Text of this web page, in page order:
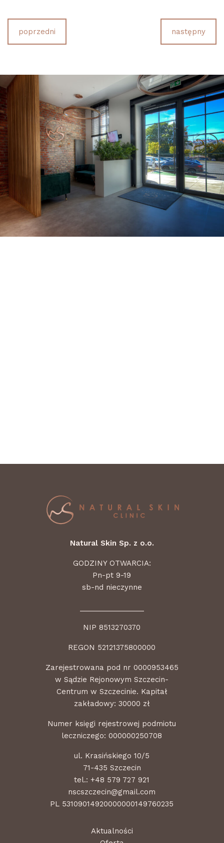
poprzedni następny
Natural Skin Sp. z o.o.
GODZINY OTWARCIA:
Pn-pt 9-19
sb-nd nieczynne
NIP 8513270370
REGON 52121375800000
Zarejestrowana pod nr 0000953465
w Sądzie Rejonowym Szczecin-
Centrum w Szczecinie. Kapitał
zakładowy: 30000 zł
Numer księgi rejestrowej podmiotu
leczniczego: 000000250708
ul. Krasińskiego 10/5
71-435 Szczecin
tel.:+48 579 727 921
nscszczecin@gmail.com
PL 53109014920000000149760235
Aktualności